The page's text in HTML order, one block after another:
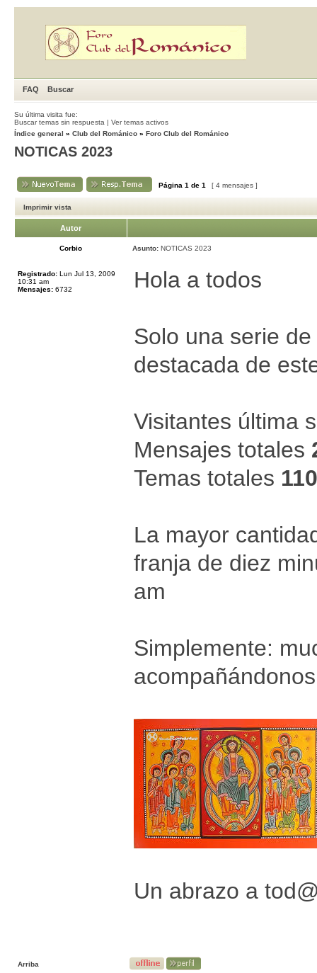
FAQ Buscar
Su última visita fue:
Buscar temas sin respuesta | Ver temas activos
Índice general » Club del Románico » Foro Club del Románico
NOTICAS 2023
Página 1 de 1 [ 4 mensajes ]
Imprimir vista
Autor
Corbio Asunto: NOTICAS 2023
Registrado: Lun Jul 13, 2009
10:31 am
Mensajes: 6732 Hola a todos
Solo una serie
destacada de
Visitantes última
Mensajes totales
Temas totales
La mayor
franja de diez
am
Simplemente:
Un abrazo a
Arriba